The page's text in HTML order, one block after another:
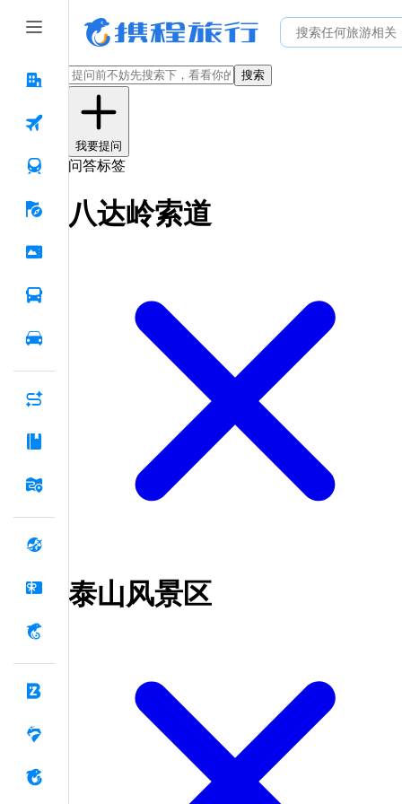
搜索
我要提问
问答标签
八达岭索道
泰山风景区